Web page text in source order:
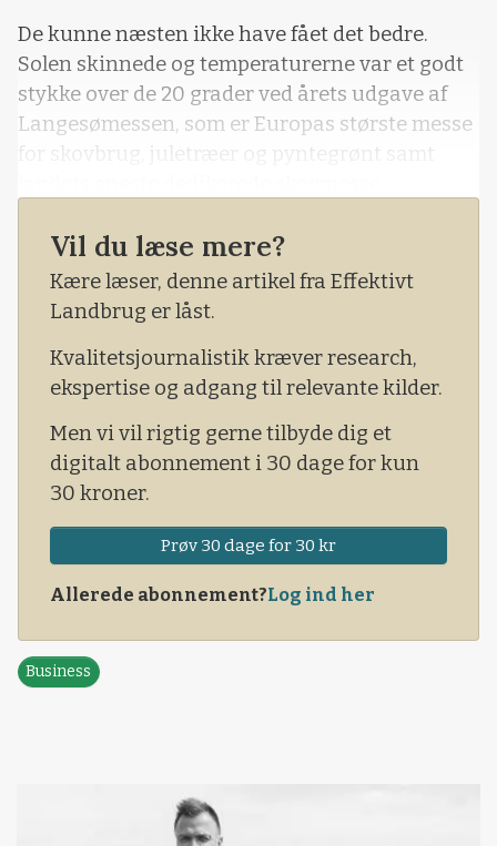
De kunne næsten ikke have fået det bedre.
Solen skinnede og temperaturerne var et godt
stykke over de 20 grader ved årets udgave af
Langesømessen, som er Europas største messe
for skovbrug, juletræer og pyntegrønt samt
Vil du læse mere?
Kære læser, denne artikel fra Effektivt
Landbrug er låst.
Kvalitetsjournalistik kræver research,
ekspertise og adgang til relevante kilder.
Men vi vil rigtig gerne tilbyde dig et
digitalt abonnement i 30 dage for kun
30 kroner.
Prøv 30 dage for 30 kr
Allerede abonnement?Log ind her
Business